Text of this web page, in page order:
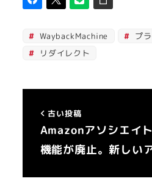
WaybackMachine
プ
リダイレクト
古い投稿
Amazonアソシエイ
機能が廃止。新しい